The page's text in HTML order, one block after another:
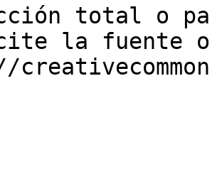
total o
cite la fuente